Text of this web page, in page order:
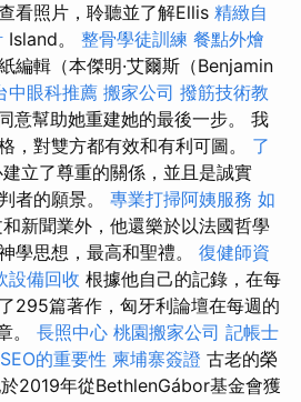
看照片，聆聽並了解Ellis 精緻自
Island。 整骨學徒訓練 餐點外燴
編輯（本傑明·艾爾斯（Benjamin
中眼科推薦 搬家公司 撥筋技術教
意幫助她重建她的最後一步。 我
，對雙方都有效和有利可圖。 了
立了尊重的關係，並且是誠實
者的願景。 專業打掃阿姨服務 如
新聞業外，他還樂於以法國哲學
學思想，最高和聖禮。 復健師資
設備回收 根據他自己的記錄，在每
295篇著作，匈牙利論壇在每週的
。 長照中心 桃園搬家公司 記帳士
的重要性 柬埔寨簽證 古老的榮
2019年從BethlenGábor基金會獲